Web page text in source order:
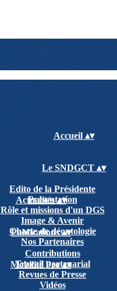
Accueil▴▾
Le SNDGCT ▴▾
Edito de la Présidente
Présentation
Rôle et missions d'un DGS
Image & Avenir
Charte de déontologie
Nos Partenaires
Actualités▴▾
Publications▴▾
Contributions
Travail partenarial
Revues de Presse
Vidéos
Mobilité Pro▴▾